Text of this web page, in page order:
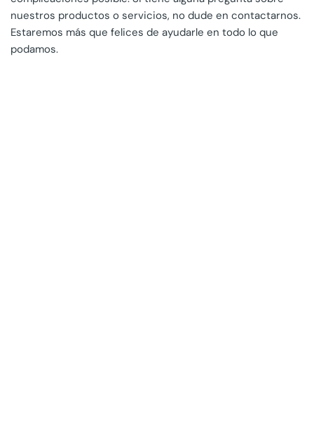
nuestros productos o servicios, no dude en contactarnos.
Estaremos más que felices de ayudarle en todo lo que
podamos.